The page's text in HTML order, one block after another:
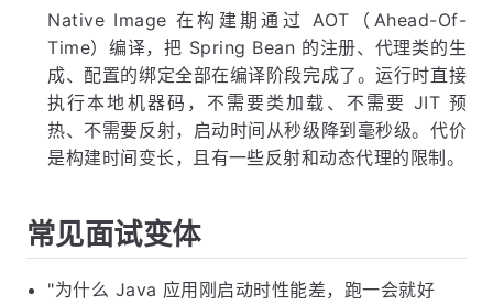
Native Image 在构建期通过 AOT（Ahead-Of-
Time）编译，把 Spring Bean 的注册、代理类的生
成、配置的绑定全部在编译阶段完成了。运行时直接
执行本地机器码，不需要类加载、不需要 JIT 预
热、不需要反射，启动时间从秒级降到毫秒级。代价
是构建时间变长，且有一些反射和动态代理的限制。
常见面试变体
"为什么 Java 应用刚启动时性能差，跑一会就好